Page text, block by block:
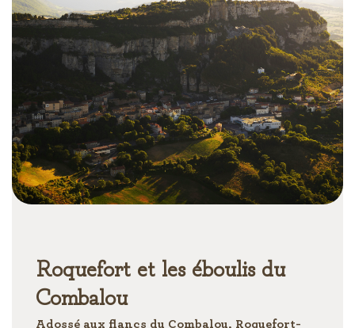
Roquefort et les éboulis du
Combalou
Adossé aux flancs du Combalou, Roquefort-